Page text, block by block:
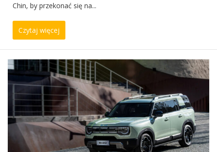
Chin, by przekonać się na...
Czytaj więcej